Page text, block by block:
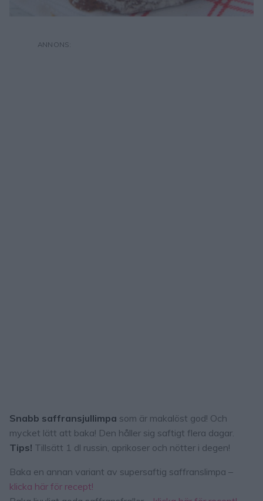
Snabb saffransjullimpa som är makalöst god! Och
mycket lätt att baka! Den håller sig saftigt flera dagar.
Tips! Tillsätt 1 dl russin, aprikoser och nötter i degen!
Baka en annan variant av supersaftig saffranslimpa –
klicka här för recept!